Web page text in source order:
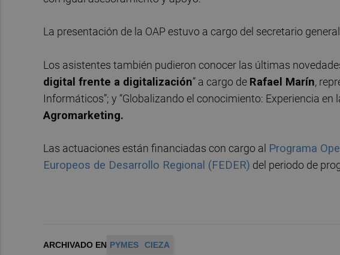
La presentación de la OAP estuvo a cargo del secretario
Los asistentes también pudieron conocer las últimas
digital frente a digitalización” a cargo de Rafael Marín,
Informáticos”; y “Globalizando el conocimiento: Experiencia en
Agromarketing.
Las actuaciones están financiadas con cargo al Programa
Europeos de Desarrollo Regional (FEDER) del periodo de
ARCHIVADO EN PYMES CIEZA